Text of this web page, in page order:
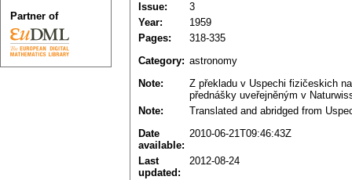
Issue:
3
Year:
1959
Pages:
318-335
Category: astronomy
Note:
Z překladu v Uspechi fizičeskich
přednášky uveřejněným v
Note:
Translated and abridged from
Date
available:
2010-06-21T09:46:43Z
Last
updated:
2012-08-24
Partner of